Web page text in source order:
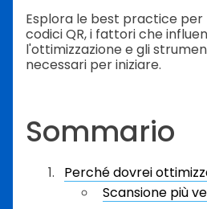
Esplora le best practice per
codici QR, i fattori che
l'ottimizzazione e gli
necessari per iniziare.
Sommario
Perché dovrei
Scansione più